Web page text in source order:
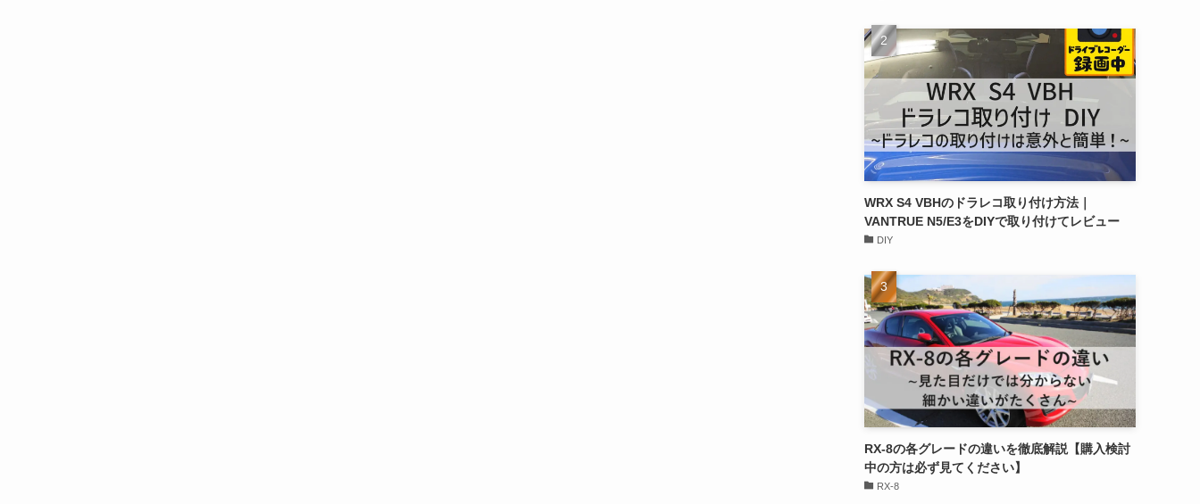
WRX S4 VBHのドラレコ取り付け方法｜
VANTRUE N5/E3をDIYで取り付けてレビュー
DIY
RX-8の各グレードの違いを徹底解説【購入検討
中の方は必ず見てください】
RX-8